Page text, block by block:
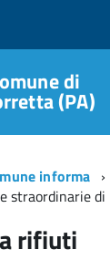
di
(PA)
informa
straordinarie
rifiuti